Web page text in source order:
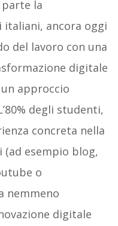
la
italiani, ancora oggi
del lavoro con una
digitale
approccio
degli studenti,
concreta nella
esempio blog,
o
nemmeno
digitale